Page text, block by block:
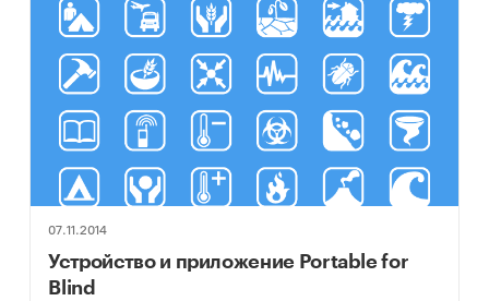
07.11.2014
Устройство и приложение Portable for
Blind